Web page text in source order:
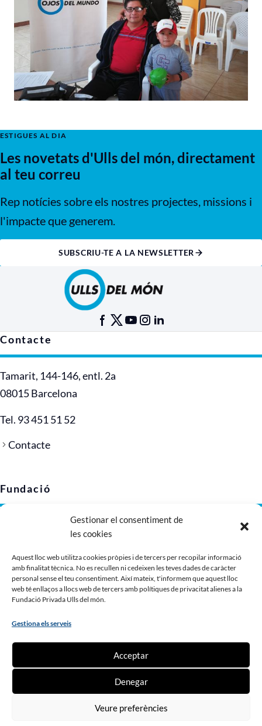
Gestionar el consentiment de
les cookies
Aquest lloc web utilitza cookies pròpies i de tercers per recopilar informació
amb finalitat tècnica. No es recullen ni cedeixen les teves dades de caràcter
personal sense el teu consentiment. Així mateix, t'informem que aquest lloc
web té enllaços a llocs web de tercers amb polítiques de privacitat alienes a la
Fundació Privada Ulls del món.
Gestiona els serveis
Acceptar
Denegar
Veure preferències
ESTIGUES AL DIA
Les novetats d'Ulls del món, directament
al teu correu
Rep notícies sobre els nostres projectes, missions i
l'impacte que generem.
SUBSCRIU-TE A LA NEWSLETTER
Contacte
Tamarit, 144-146, entl. 2a
08015 Barcelona
Tel. 93 451 51 52
Contacte
Fundació
Política de privacitat
Política de cookies (UE)
Imatge corporativa
Dossier de presentació
Fes un donatiu
Ser voluntari o voluntària